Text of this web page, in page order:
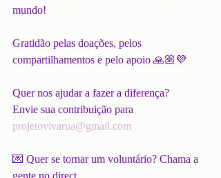
mundo!
Gratidão pelas doações, pelos
compartilhamentos e pelo apoio 🙏🏼💜
Quer nos ajudar a fazer a diferença?
Envie sua contribuição para
projetovivarua@gmail.com
💌 Quer se tornar um voluntário? Chama a
gente no direct.